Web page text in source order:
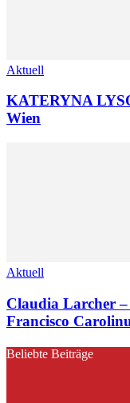
Aktuell
KATERYNA
Wien
Aktuell
Claudia Larcher
Francisco
Beliebte Beiträge